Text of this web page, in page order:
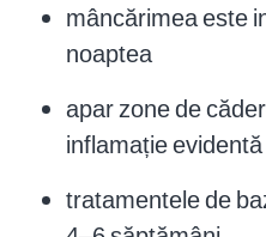
mâncărimea este
noaptea
apar zone de
inflamație evidentă
tratamentele de